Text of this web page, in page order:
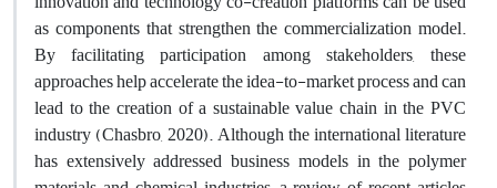
as components that strengthen the commercialization model.
By facilitating participation among stakeholders, these
approaches help accelerate the idea-to-market process and can
lead to the creation of a sustainable value chain in the PVC
industry (Chasbro, 2020). Although the international literature
has extensively addressed business models in the polymer